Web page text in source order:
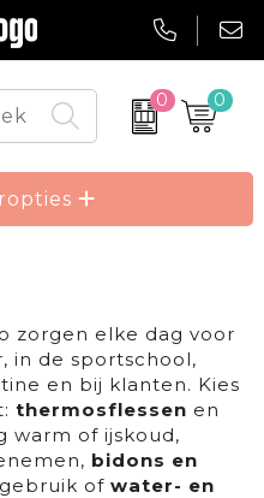
0 0
zorgen elke dag voor
in de sportschool,
en bij klanten. Kies
thermosflessen en
warm of ijskoud,
bidons en
of water- en